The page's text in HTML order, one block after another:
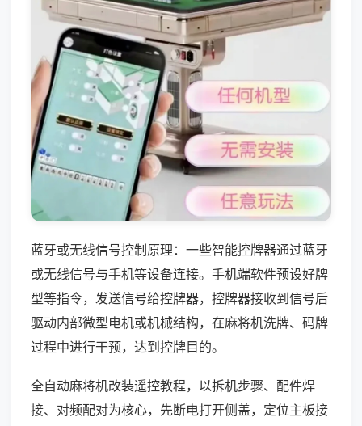
蓝牙或无线信号控制原理：一些智能控牌器通过蓝牙
或无线信号与手机等设备连接。手机端软件预设好牌
型等指令，发送信号给控牌器，控牌器接收到信号后
驱动内部微型电机或机械结构，在麻将机洗牌、码牌
过程中进行干预，达到控牌目的。
全自动麻将机改装遥控教程，以拆机步骤、配件焊
接、对频配对为核心，先断电打开侧盖，定位主板接